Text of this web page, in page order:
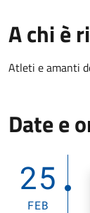
A chi è
Atleti e amanti
Date e
25
FEB